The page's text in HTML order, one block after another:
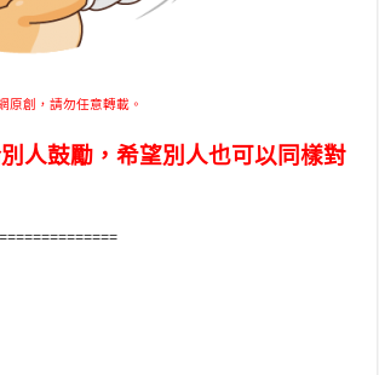
原創，請勿任意轉載。
人鼓勵，希望別人也可以同樣對